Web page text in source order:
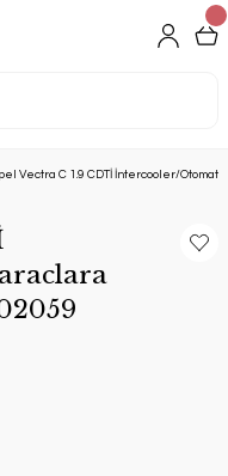
Vectra C 1.9 CDTİ İntercooler/